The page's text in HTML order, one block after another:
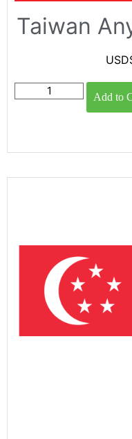
Taiwan
Add to